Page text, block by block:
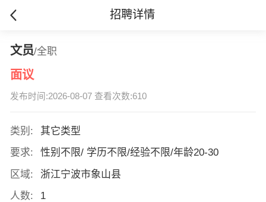
招聘详情
文员/全职
面议
发布时间:2026-08-07 查看次数:610
类别:
其它类型
要求:
性别不限/ 学历不限/经验不限/年龄20-30
区域:
浙江宁波市象山县
人数:
1